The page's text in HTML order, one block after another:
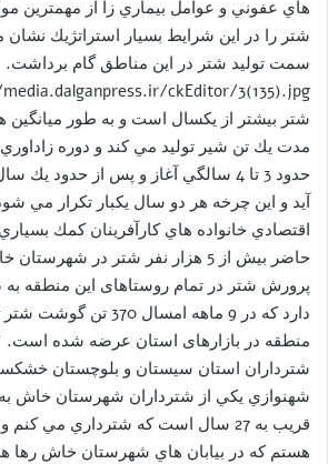
هاي عفوني و عوامل بيماري زا از مهمترين
شتر را در اين شرايط بسيار استراتژيك
سمت توليد شتر در اين مناطق گام برداشت.
شتر بيشتر از يكسال است و به طور ميانگين
مدت يك تن شير توليد مي كند و دوره زاداوري
حدود 3 تا 4 سالگي آغاز و پس از حدود
آيد و اين چرخه هر دو سال يكبار تكرار مي
اقتصادي خانواده هاي كارآفرينان كمك
حاضر بیش از 5 هزار نفر شتر در
پرورش شتر در تمام روستاهای این منطقه
دارد كه در 9 ماهه امسال
منطقه در بازارهای استان عرضه شده
شترداران استان سيستان و بلوچستان
شهنوازي يكي از شترداران شهرستان خاش
هستم كه در بيابان هاي شهرستان خاش رها